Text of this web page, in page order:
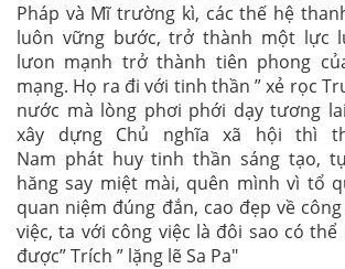
Pháp và Mĩ trường kì, các thế hệ
luôn vững bước, trở thành một lực
lưon mạnh trở thành tiên phong
mạng. Họ ra đi với tinh thần ” xẻ rọc
nước mà lòng phơi phới dạy tương
xây dựng Chủ nghĩa xã hội thì
Nam phát huy tinh thần sáng tạo,
hăng say miệt mài, quên mình vì tổ
quan niệm đúng đắn, cao đẹp về
việc, ta với công việc là đôi sao có
được” Trích ” lặng lẽ Sa Pa"